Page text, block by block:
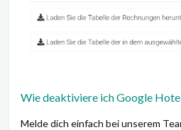
Wie deaktiviere ich Google
Melde dich einfach bei unserem